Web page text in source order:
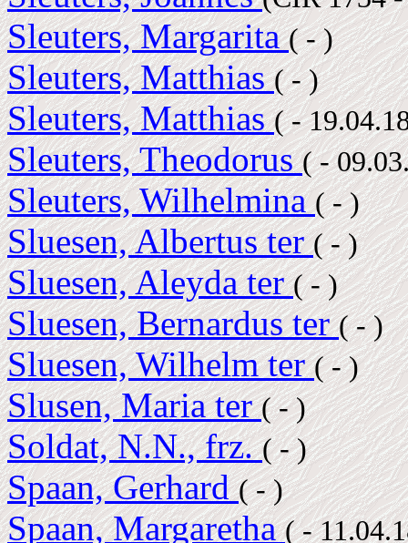
Sleuters, Margarita( - )
Sleuters, Matthias( - )
Sleuters, Matthias( -
Sleuters, Theodorus( -
Sleuters, Wilhelmina( - )
Sluesen, Albertus ter( - )
Sluesen, Aleyda ter( - )
Sluesen, Bernardus ter( - )
Sluesen, Wilhelm ter( - )
Slusen, Maria ter( - )
Soldat, N.N., frz.( - )
Spaan, Gerhard( - )
Spaan, Margaretha( -